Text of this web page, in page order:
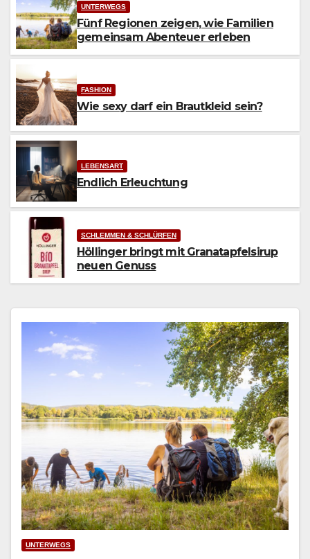
UNTERWEGS
Fünf Regionen zeigen, wie Familien
gemeinsam Abenteuer erleben
FASHION
Wie sexy darf ein Brautkleid sein?
LEBENSART
Endlich Erleuchtung
SCHLEMMEN & SCHLÜRFEN
Höllinger bringt mit Granatapfelsirup
neuen Genuss
UNTERWEGS